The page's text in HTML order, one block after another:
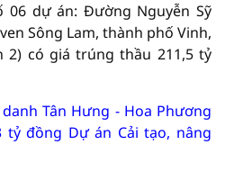
06 dự án: Đường Nguyễn Sỹ
Sông Lam, thành phố Vinh,
2) có giá trúng thầu 211,5 tỷ
Tân Hưng - Hoa Phương
đồng Dự án Cải tạo, nâng